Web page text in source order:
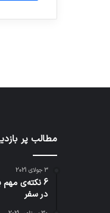
توسط ژاکت
مطالب پر
3 جولای 2021
6 نکته‌ی
در سفر